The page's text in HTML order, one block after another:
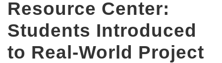
Resource Center:
Students Introduced
to Real-World Project